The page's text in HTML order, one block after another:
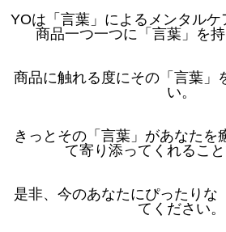
YOは「言葉」によるメンタルケ
商品一つ一つに「言葉」を持
商品に触れる度にその「言葉」
い。
きっとその「言葉」があなたを
て寄り添ってくれること
是非、今のあなたにぴったりな
てください。